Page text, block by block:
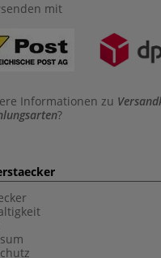
mit
Informationen zu
?